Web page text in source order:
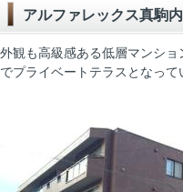
アルファレックス真駒
外観も高級感ある低層マンシ
でプライベートテラスとなっ